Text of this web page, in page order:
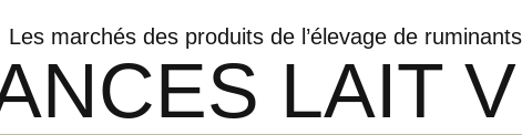
Les marchés des produits de l’élevage de ruminants
LAIT